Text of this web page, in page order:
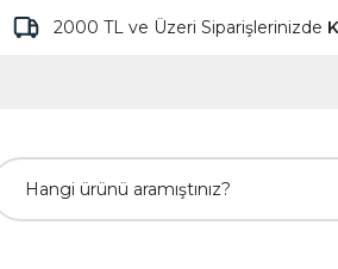
2000 TL ve Üzeri Siparişlerinizde